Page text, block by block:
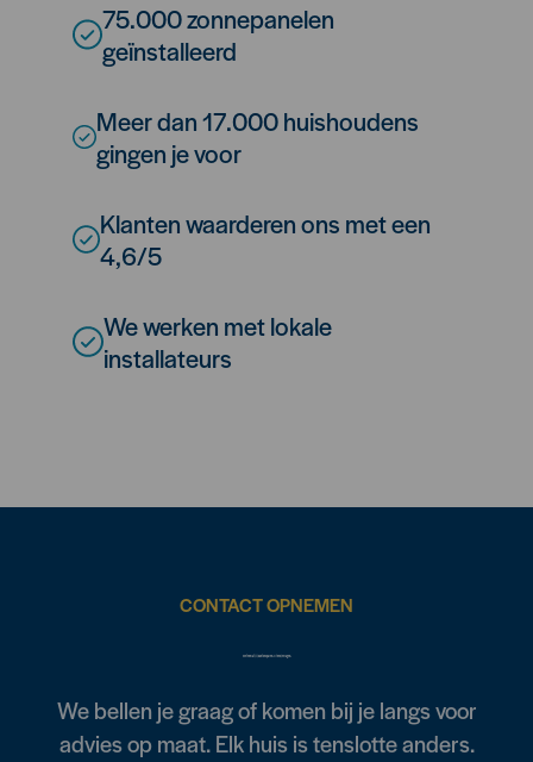
75.000 zonnepanelen
geïnstalleerd
Meer dan 17.000 huishoudens
gingen je voor
Klanten waarderen ons met een
4,6/5
We werken met lokale
installateurs
CONTACT OPNEMEN
Weten wat jij kunt besparen? Of heb je vragen?
We bellen je graag of komen bij je langs voor
advies op maat. Elk huis is tenslotte anders.